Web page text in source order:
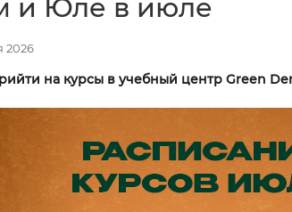
и Юле в июле
2026
на курсы в учебный центр Green